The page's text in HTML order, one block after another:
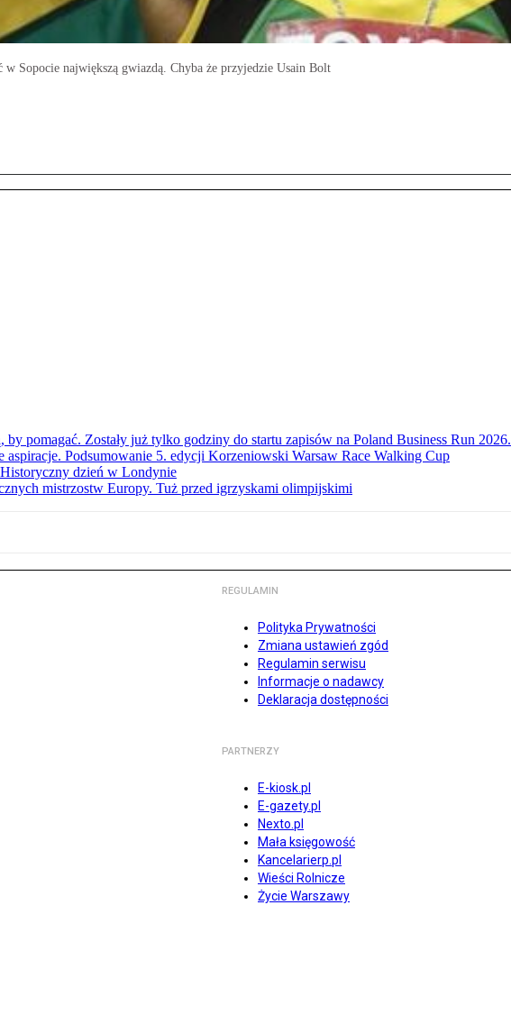
Sopocie największą gwiazdą. Chyba że przyjedzie Usain Bolt
by pomagać. Zostały już tylko godziny do startu zapisów na Poland Business Run 2026.
Podsumowanie 5. edycji Korzeniowski Warsaw Race Walking Cup
dzień w Londynie
mistrzostw Europy. Tuż przed igrzyskami olimpijskimi
REGULAMIN
Polityka Prywatności
Zmiana ustawień zgód
Regulamin serwisu
Informacje o nadawcy
Deklaracja dostępności
PARTNERZY
E-kiosk.pl
E-gazety.pl
Nexto.pl
Mała księgowość
Kancelarierp.pl
Wieści Rolnicze
Życie Warszawy